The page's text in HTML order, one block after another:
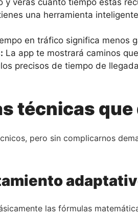
una herramienta
en tráfico significa menos
La app te mostrará caminos
precisos de tiempo de
técnicas que
pero sin complicarnos
las fórmulas